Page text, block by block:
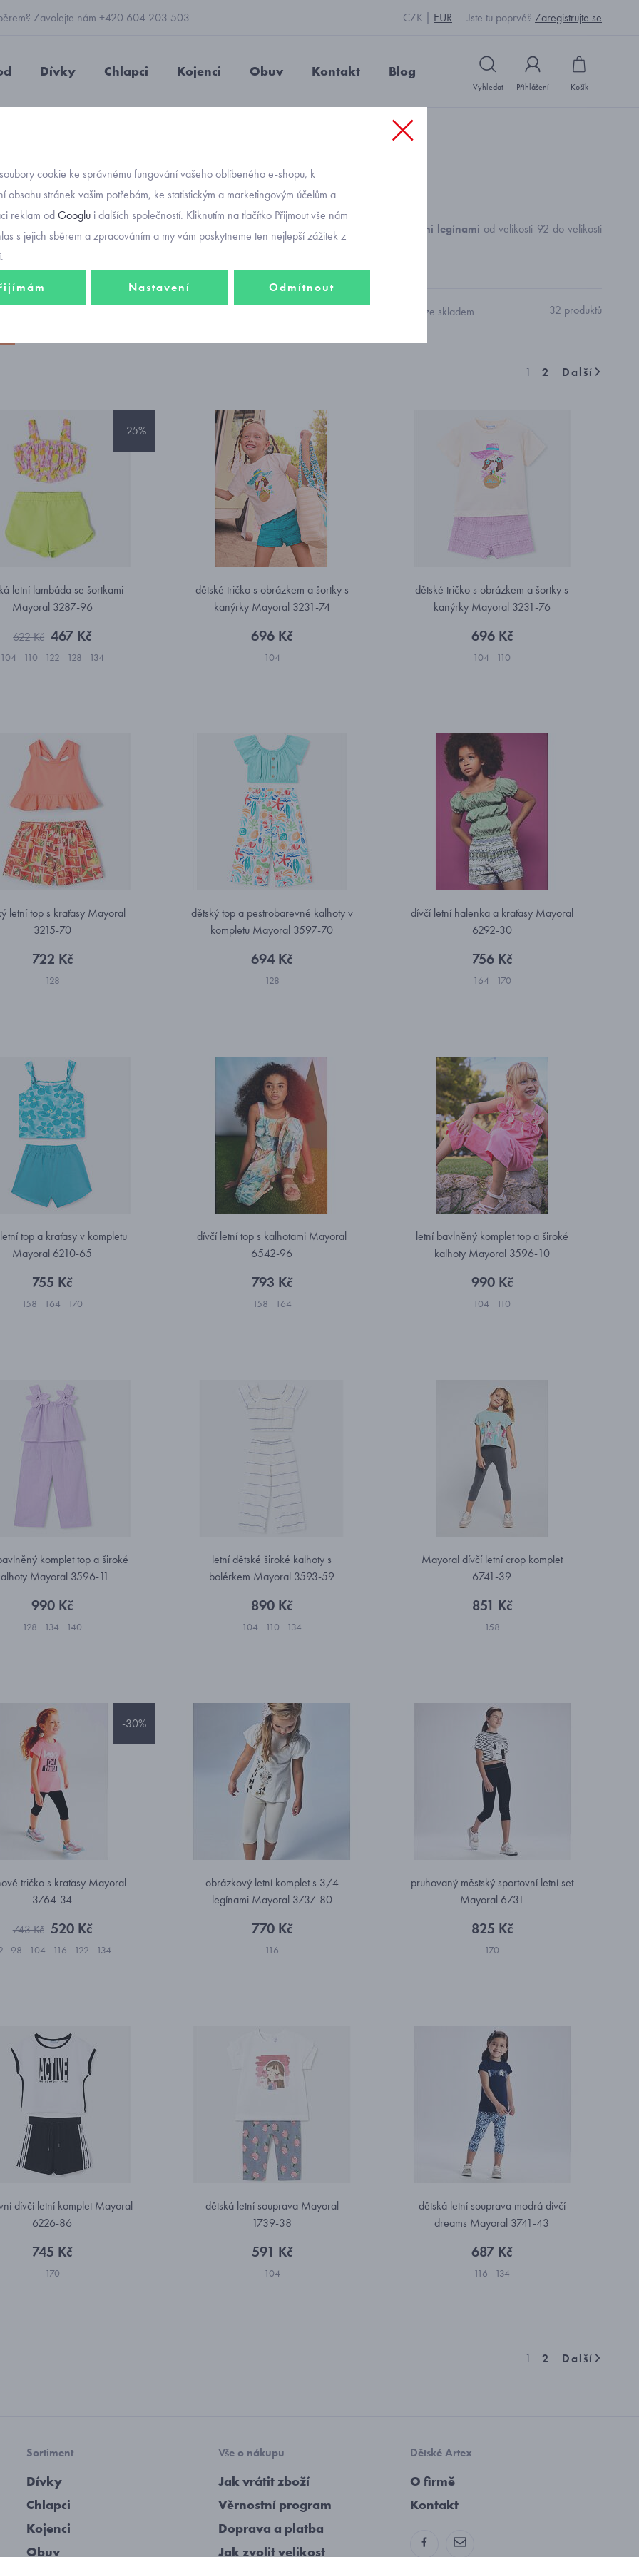
Zavolejte nám +420 604 203 503 CZK EUR Jste tu poprvé? Zaregistrujte se
Dívky Chlapci Kojenci Obuv Kontakt Blog
Vyhledat Přihlášení Košík
komplety
Mayoral v kombinacích: dívčí tričko s kraťasy tílko se šortkami, dívčí tunika s krátkými legínami od velikosti 92 do velikosti
Pouze skladem 32 produktů
1 2 Další
-25%
letní lambáda se šortkami
Mayoral 3287-96
622 Kč 467 Kč
104 110 122 128 134
dětské tričko s obrázkem a šortky s
kanýrky Mayoral 3231-74
696 Kč
104
dětské tričko s obrázkem a šortky s
kanýrky Mayoral 3231-76
696 Kč
104 110
letní top s kraťasy Mayoral
3215-70
722 Kč
128
dětský top a pestrobarevné kalhoty v
kompletu Mayoral 3597-70
694 Kč
128
dívčí letní halenka a kraťasy Mayoral
6292-30
756 Kč
164 170
top a kraťasy v kompletu
Mayoral 6210-65
755 Kč
158 164 170
dívčí letní top s kalhotami Mayoral
6542-96
793 Kč
158 164
letní bavlněný komplet top a široké
kalhoty Mayoral 3596-10
990 Kč
104 110
komplet top a široké
Mayoral 3596-11
990 Kč
128 134 140
letní dětské široké kalhoty s
bolérkem Mayoral 3593-59
890 Kč
104 110 134
Mayoral dívčí letní crop komplet
6741-39
851 Kč
158
-30%
tričko s kraťasy Mayoral
3764-34
743 Kč 520 Kč
98 104 116 122 134
obrázkový letní komplet s 3/4
legínami Mayoral 3737-80
770 Kč
116
pruhovaný městský sportovní letní set
Mayoral 6731
825 Kč
170
dívčí letní komplet Mayoral
6226-86
745 Kč
170
dětská letní souprava Mayoral
1739-38
591 Kč
104
dětská letní souprava modrá dívčí
dreams Mayoral 3741-43
687 Kč
116 134
1 2 Další
Sortiment
Dívky
Chlapci
Kojenci
Obuv
Vše o nákupu
Jak vrátit zboží
Věrnostní program
Doprava a platba
Jak zvolit velikost
Dětské Artex
O firmě
Kontakt
cookie ke správnému fungování vašeho oblíbeného e-shopu, k
obsahu stránek vašim potřebám, ke statistickým a marketingovým účelům a
reklam odGooglu i dalších společností. Kliknutím na tlačítko Přijmout vše nám
s jejich sběrem a zpracováním a my vám poskytneme ten nejlepší zážitek z
Nastavení Odmítnout